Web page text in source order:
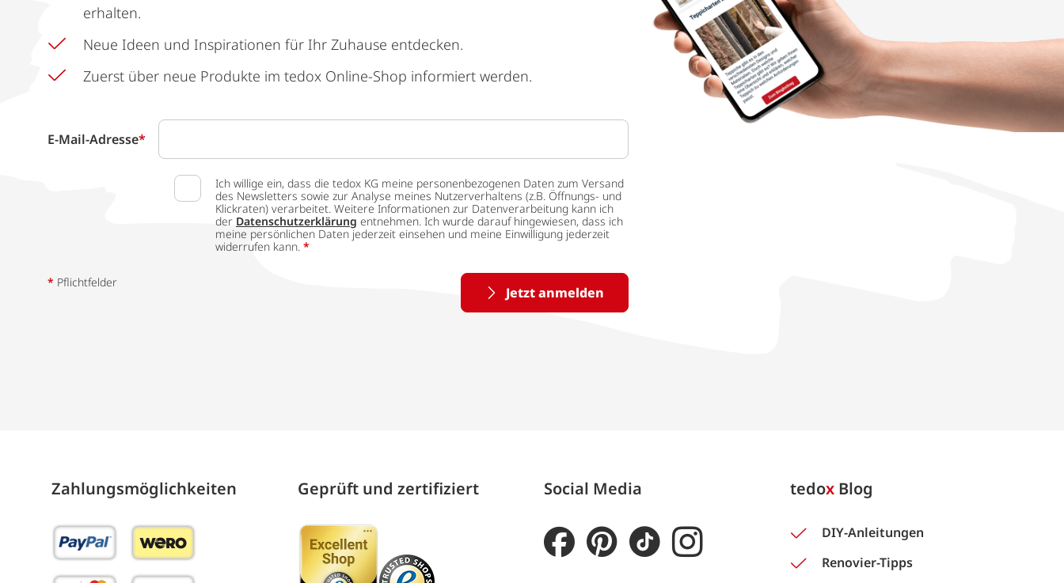
erhalten.
Neue Ideen und Inspirationen für Ihr Zuhause entdecken.
Zuerst über neue Produkte im tedox Online-Shop informiert werden.
E-Mail-Adresse*
Ich willige ein, dass die tedox KG meine personenbezogenen Daten zum Versand
des Newsletters sowie zur Analyse meines Nutzerverhaltens (z.B. Öffnungs- und
Klickraten) verarbeitet. Weitere Informationen zur Datenverarbeitung kann ich
der Datenschutzerklärung entnehmen. Ich wurde darauf hingewiesen, dass ich
meine persönlichen Daten jederzeit einsehen und meine Einwilligung jederzeit
widerrufen kann. *
Jetzt anmelden
* Pflichtfelder
Zahlungs­möglich­keiten Geprüft und zertifiziert Social Media tedox Blog
DIY-Anleitungen
Renovier-Tipps